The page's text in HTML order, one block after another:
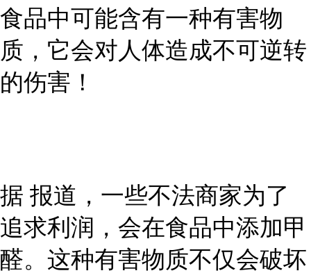
食品中可能含有一种有害物
质，它会对人体造成不可逆转
的伤害！
据 报道，一些不法商家为了
追求利润，会在食品中添加甲
醛。这种有害物质不仅会破坏